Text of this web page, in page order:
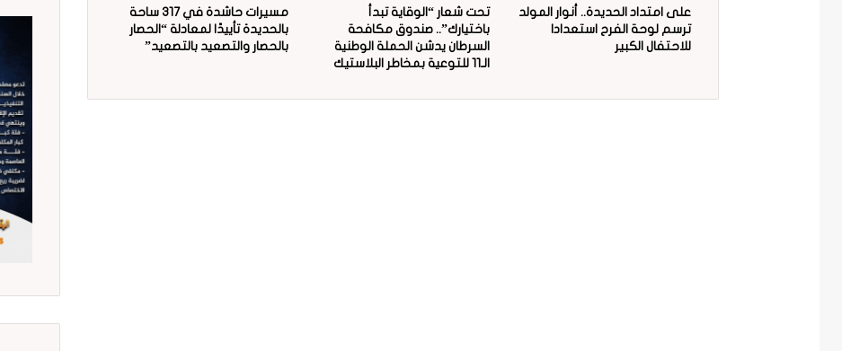
على امتداد الحديدة.. أنوار المولد
ترسم لوحة الفرح استعدادا
للاحتفال الكبير
تحت شعار “الوقاية تبدأ
باختيارك”.. صندوق مكافحة
السرطان يدشن الحملة الوطنية
الـ11 للتوعية بمخاطر البلاستيك
مسيرات حاشدة في 317 ساحة
بالحديدة تأييدًا لمعادلة “الحصار
بالحصار والتصعيد بالتصعيد”